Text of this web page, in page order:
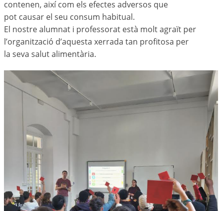
contenen, així com els efectes adversos que
pot causar el seu consum habitual.
El nostre alumnat i professorat està molt agraït per
l’organització d’aquesta xerrada tan profitosa per
la seva salut alimentària.